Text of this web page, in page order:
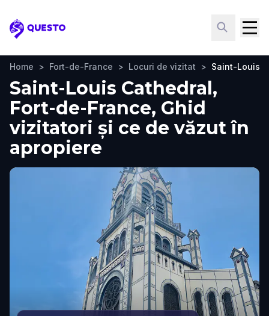
Questo
Home > Fort-de-France > Locuri de vizitat > Saint-Louis
Saint-Louis Cathedral,
Fort-de-France, Ghid
vizitatori și ce de văzut în
apropiere